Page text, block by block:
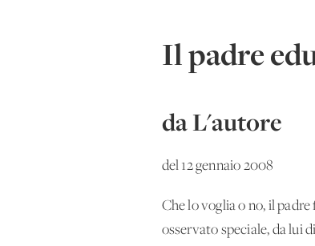
Il padre
da L'autore
del 12 gennaio 2008
Che lo voglia o no, il
osservato speciale, da lui